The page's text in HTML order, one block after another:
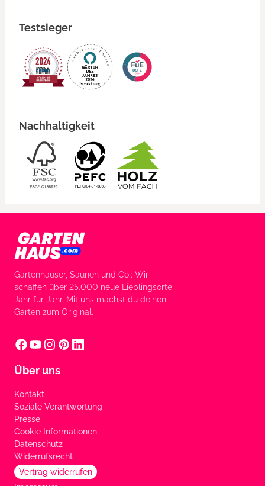
Testsieger
Nachhaltigkeit
Gartenhäuser, Saunen und Co.: Wir
schaffen über 25.000 neue Lieblingsorte
Jahr für Jahr. Mit uns machst du deinen
Garten zum Original.
Über uns
Kontakt
Soziale Verantwortung
Presse
Cookie Informationen
Datenschutz
Widerrufsrecht
Vertrag widerrufen